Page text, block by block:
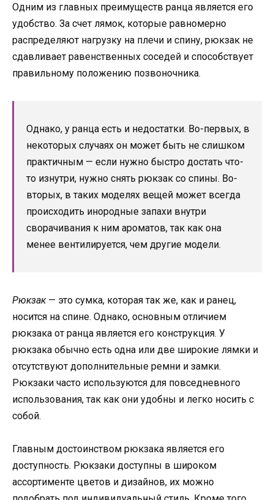
Одним из главных преимуществ ранца является его
удобство. За счет лямок, которые равномерно
распределяют нагрузку на плечи и спину, рюкзак не
сдавливает равенственных соседей и способствует
правильному положению позвоночника.
Однако, у ранца есть и недостатки. Во-первых, в
некоторых случаях он может быть не слишком
практичным — если нужно быстро достать что-
то изнутри, нужно снять рюкзак со спины. Во-
вторых, в таких моделях вещей может всегда
происходить инородные запахи внутри
сворачивания к ним ароматов, так как она
менее вентилируется, чем другие модели.
Рюкзак— это сумка, которая так же, как и ранец,
носится на спине. Однако, основным отличием
рюкзака от ранца является его конструкция. У
рюкзака обычно есть одна или две широкие лямки и
отсутствуют дополнительные ремни и замки.
Рюкзаки часто используются для повседневного
использования, так как они удобны и легко носить с
собой.
Главным достоинством рюкзака является его
доступность. Рюкзаки доступны в широком
ассортименте цветов и дизайнов, их можно